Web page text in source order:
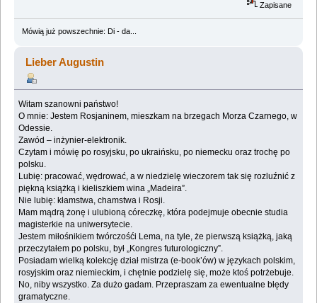
Zapisane
Mówią już powszechnie: Di - da...
Lieber Augustin
Witam szanowni państwo!
O mnie: Jestem Rosjaninem, mieszkam na brzegach Morza Czarnego, w
Odessie.
Zawód – inżynier-elektronik.
Czytam i mówię po rosyjsku, po ukraińsku, po niemecku oraz trochę po
polsku.
Lubię: pracować, wędrować, a w niedzielę wieczorem tak się rozluźnić z
piękną książką i kieliszkiem wina „Madeira”.
Nie lubię: kłamstwa, chamstwa i Rosji.
Mam mądrą żonę i ulubioną córeczkę, która podejmuje obecnie studia
magisterkie na uniwersytecie.
Jestem miłośnikiem twórczośći Lema, na tyle, że pierwszą książką, jaką
przeczytałem po polsku, był „Kongres futurologiczny”.
Posiadam wielką kolekcję dział mistrza (e-book’ów) w językach polskim,
rosyjskim oraz niemieckim, i chętnie podzielę się, może ktoś potrżebuje.
No, niby wszystko. Za dużo gadam. Przepraszam za ewentualne błędy
gramatyczne.